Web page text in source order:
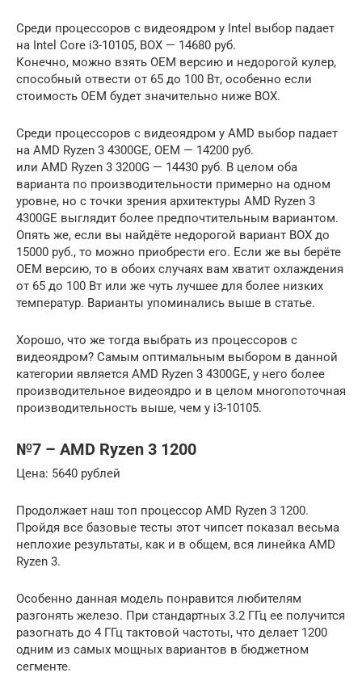
Среди процессоров с видеоядром у Intel выбор падает
на Intel Core i3-10105, BOX — 14680 руб.
Конечно, можно взять OEM версию и недорогой кулер,
способный отвести от 65 до 100 Вт, особенно если
стоимость OEM будет значительно ниже BOX.
Среди процессоров с видеоядром у AMD выбор падает
на AMD Ryzen 3 4300GE, OEM — 14200 руб.
или AMD Ryzen 3 3200G — 14430 руб. В целом оба
варианта по производительности примерно на одном
уровне, но с точки зрения архитектуры AMD Ryzen 3
4300GE выглядит более предпочтительным вариантом.
Опять же, если вы найдёте недорогой вариант BOX до
15000 руб., то можно приобрести его. Если же вы берёте
OEM версию, то в обоих случаях вам хватит охлаждения
от 65 до 100 Вт или же чуть лучшее для более низких
температур. Варианты упоминались выше в статье.
Хорошо, что же тогда выбрать из процессоров с
видеоядром? Самым оптимальным выбором в данной
категории является AMD Ryzen 3 4300GE, у него более
производительное видеоядро и в целом многопоточная
производительность выше, чем у i3-10105.
№7 – AMD Ryzen 3 1200
Цена: 5640 рублей
Продолжает наш топ процессор AMD Ryzen 3 1200.
Пройдя все базовые тесты этот чипсет показал весьма
неплохие результаты, как и в общем, вся линейка AMD
Ryzen 3.
Особенно данная модель понравится любителям
разгонять железо. При стандартных 3.2 ГГц ее получится
разогнать до 4 ГГц тактовой частоты, что делает 1200
одним из самых мощных вариантов в бюджетном
сегменте.